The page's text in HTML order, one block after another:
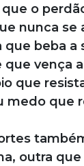
que o
nunca se
que beba a
que vença
que
medo que
outra